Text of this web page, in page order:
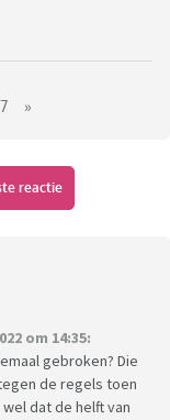
7 »
reactie
om 14:35:
gebroken? Die
de regels toen
dat de helft van